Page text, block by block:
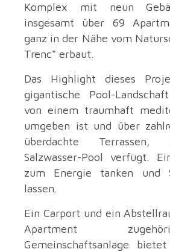
Komplex mit neun
insgesamt über 69
ganz in der Nähe vom
Trenc“ erbaut.
Das Highlight dieses
gigantische Pool-
von einem traumhaft
umgeben ist und über
überdachte
Salzwasser-Pool verfügt.
zum Energie tanken und
lassen.
Ein Carport und ein
Apartment
Gemeinschaftsanlage